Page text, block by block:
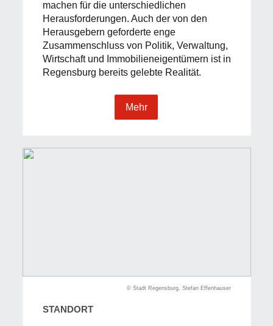
machen für die unterschiedlichen
Herausforderungen. Auch der von den
Herausgebern geforderte enge
Zusammenschluss von Politik, Verwaltung,
Wirtschaft und Immobilieneigentümern ist in
Regensburg bereits gelebte Realität.
Mehr
© Stadt Regensburg, Stefan Effenhauser
STANDORT